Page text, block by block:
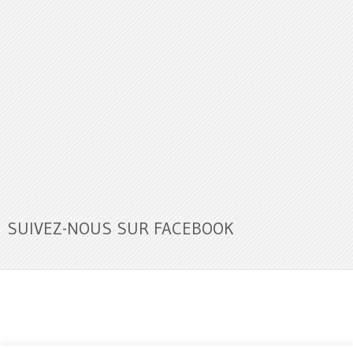
SUIVEZ-NOUS SUR FACEBOOK